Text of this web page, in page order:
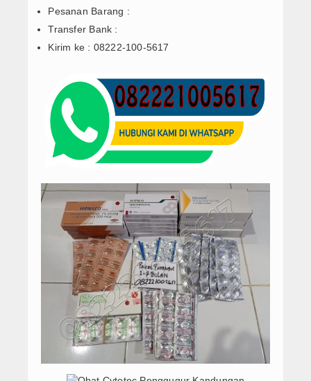
Pesanan Barang :
Transfer Bank :
Kirim ke : 08222-100-5617